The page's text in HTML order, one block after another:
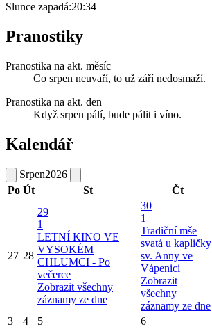
Slunce zapadá:20:34
Pranostiky
Pranostika na akt. měsíc
Co srpen neuvaří, to už září nedosmaží.
Pranostika na akt. den
Když srpen pálí, bude pálit i víno.
Kalendář
Srpen2026
Po Út St Čt
27 28
29
1
LETNÍ KINO VE
VYSOKÉM
CHLUMCI - Po
večerce
Zobrazit všechny
záznamy ze dne
30
1
Tradiční mše
svatá u kapličky
sv. Anny ve
Vápenici
Zobrazit
všechny
záznamy ze dne
3 4 5 6